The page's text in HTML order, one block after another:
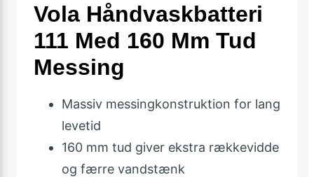
Vola Håndvaskbatteri
111 Med 160 Mm Tud
Messing
Massiv messingkonstruktion for lang
levetid
160 mm tud giver ekstra rækkevidde
og færre vandstænk